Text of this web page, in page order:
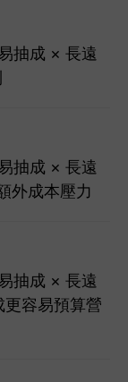
抽成 × 長遠
抽成 × 長遠
外成本壓力
抽成 × 長遠
容易預算營